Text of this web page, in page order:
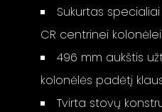
Sukurtas specialiai
CR centrinei kolonėlei
496 mm aukštis
kolonėlės padėtį
Tvirta stovų